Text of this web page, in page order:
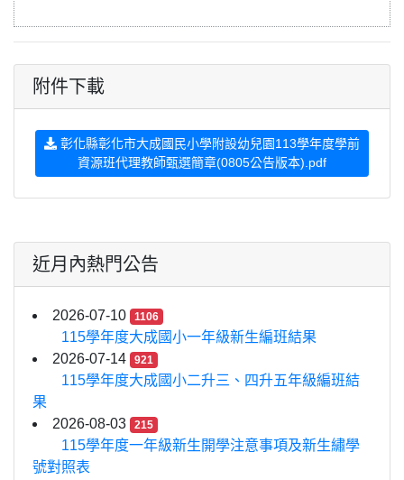
附件下載
彰化縣彰化市大成國民小學附設幼兒園113學年度學前
資源班代理教師甄選簡章(0805公告版本).pdf
近月內熱門公告
2026-07-10 1106
115學年度大成國小一年級新生編班結果
2026-07-14
921
115學年度大成國小二升三、四升五年級編班結
果
2026-08-03
215
115學年度一年級新生開學注意事項及新生繡學
號對照表